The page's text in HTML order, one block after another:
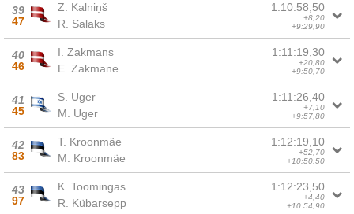
39
47
Z. Kalniņš
R. Salaks
1:10:58,50
+8,20
+9:29,90
40
46
I. Zakmans
E. Zakmane
1:11:19,30
+20,80
+9:50,70
41
45
S. Uger
M. Uger
1:11:26,40
+7,10
+9:57,80
42
83
T. Kroonmäe
M. Kroonmäe
1:12:19,10
+52,70
+10:50,50
43
97
K. Toomingas
R. Kübarsepp
1:12:23,50
+4,40
+10:54,90